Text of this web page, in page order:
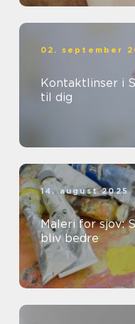
02. september
Kontaktlinser i
til dig
14. august 2025
Maleri for sjov:
bliv bedre